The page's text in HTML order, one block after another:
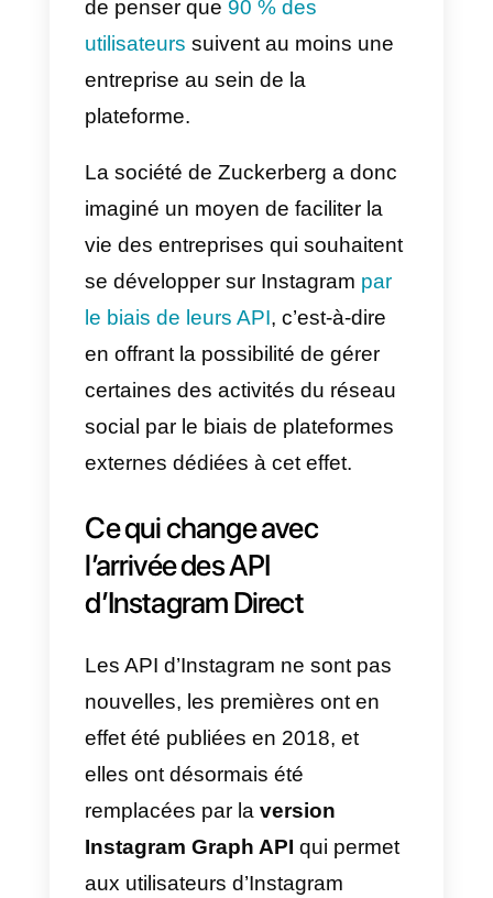
fructueuses au sein
d’Instagram, impliquant des
influenceurs et des utilisateurs,
rythme des posts, des hashtags
et des stories, pour un coût
relativement faible.
Pour comprendre comment
Instagram peut être un excellent
canal pour commercialiser des
produits ou des services, il suffit
utilisateurssuivent au moins une
entreprise au sein de la
La société de Zuckerberg a donc
imaginé un moyen de faciliter la
se développer sur Instagram
le biais de leurs API, c’est-à-dire